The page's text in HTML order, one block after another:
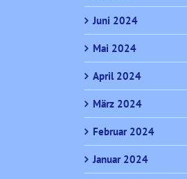
Juni 2024
Mai 2024
April 2024
März 2024
Februar 2024
Januar 2024